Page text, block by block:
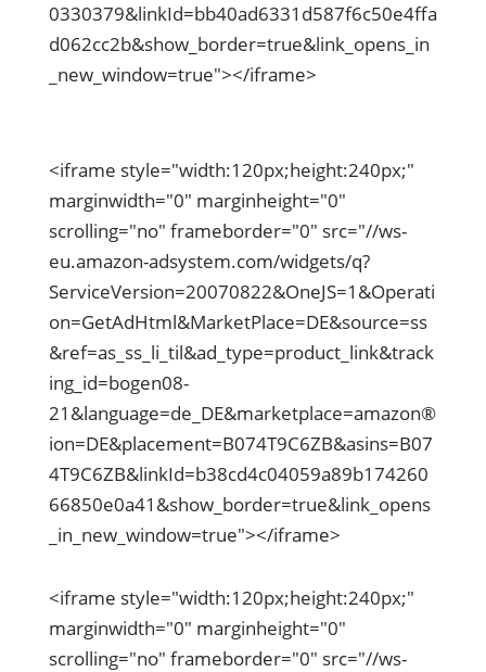
0330379&linkId=bb40ad6331d587f6c50e4ffa
d062cc2b&show_border=true&link_opens_in
_new_window=true"></iframe>
<iframe style="width:120px;height:240px;"
marginwidth="0" marginheight="0"
scrolling="no" frameborder="0" src="//ws-
eu.amazon-adsystem.com/widgets/q?
ServiceVersion=20070822&OneJS=1&Operati
on=GetAdHtml&MarketPlace=DE&source=ss
&ref=as_ss_li_til&ad_type=product_link&track
ing_id=bogen08-
21&language=de_DE&marketplace=amazon®
ion=DE&placement=B074T9C6ZB&asins=B07
4T9C6ZB&linkId=b38cd4c04059a89b174260
66850e0a41&show_border=true&link_opens
_in_new_window=true"></iframe>
<iframe style="width:120px;height:240px;"
marginwidth="0" marginheight="0"
scrolling="no" frameborder="0" src="//ws-